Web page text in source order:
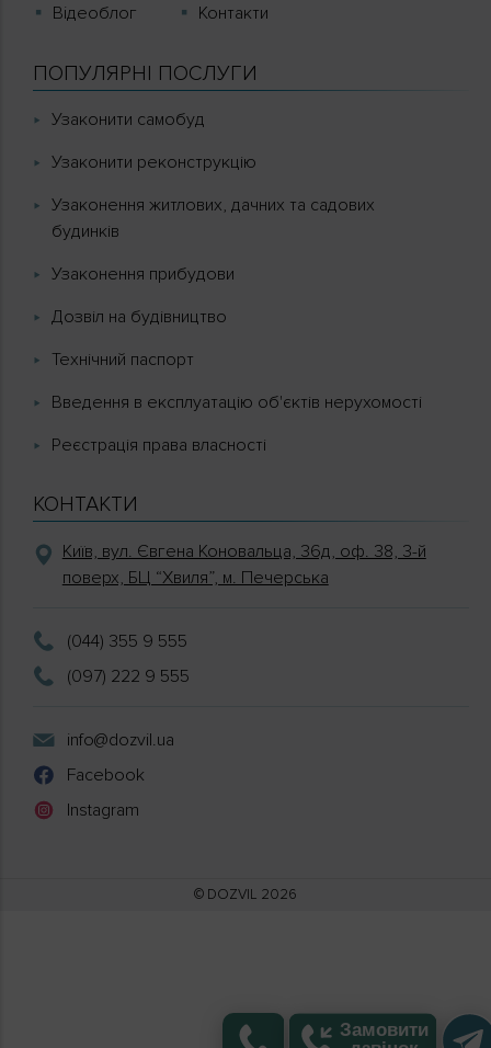
Вiдеоблог
Контакти
ПОПУЛЯРНІ ПОСЛУГИ
Узаконити самобуд
Узаконити реконструкцію
Узаконення житлових, дачних та садових
будинків
Узаконення прибудови
Дозвіл на будівництво
Технічний паспорт
Введення в експлуатацію об'єктів нерухомості
Реєстрація права власності
КОНТАКТИ
Київ, вул. Євгена Коновальца, 36д, оф. 38, 3-й
поверх, БЦ “Хвиля”, м. Печерська
(044) 355 9 555
(097) 222 9 555
info@dozvil.ua
Facebook
Instagram
© DOZVIL 2026
Замовити